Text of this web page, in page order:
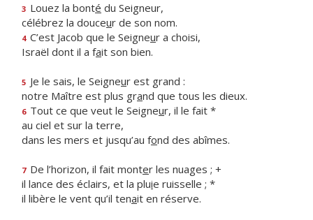
3 Louez la bonté du Seigneur,
célébrez la douceur de son nom.
4 C’est Jacob que le Seigneur a choisi,
Israël dont il a fait son bien.
5 Je le sais, le Seigneur est grand :
notre Maître est plus grand que tous les dieux.
6 Tout ce que veut le Seigneur, il le fait *
au ciel et sur la terre,
dans les mers et jusqu’au fond des abîmes.
7 De l’horizon, il fait monter les nuages ; +
il lance des éclairs, et la pluie ruisselle ; *
il libère le vent qu’il tenait en réserve.